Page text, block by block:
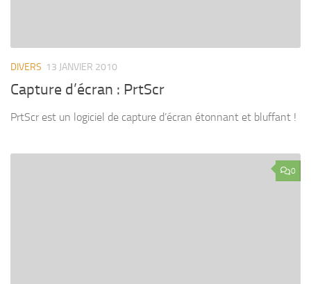
DIVERS 13 JANVIER 2010
Capture d’écran : PrtScr
PrtScr est un logiciel de capture d’écran étonnant et bluffant !
0